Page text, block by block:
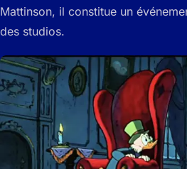
Mattinson, il constitue un
des studios.